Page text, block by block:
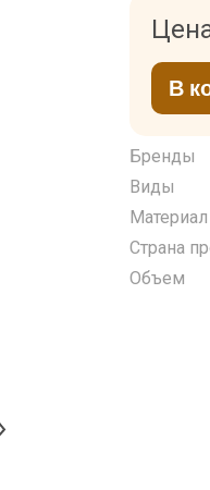
В
Бренды
Виды
Материал
Страна
Объем